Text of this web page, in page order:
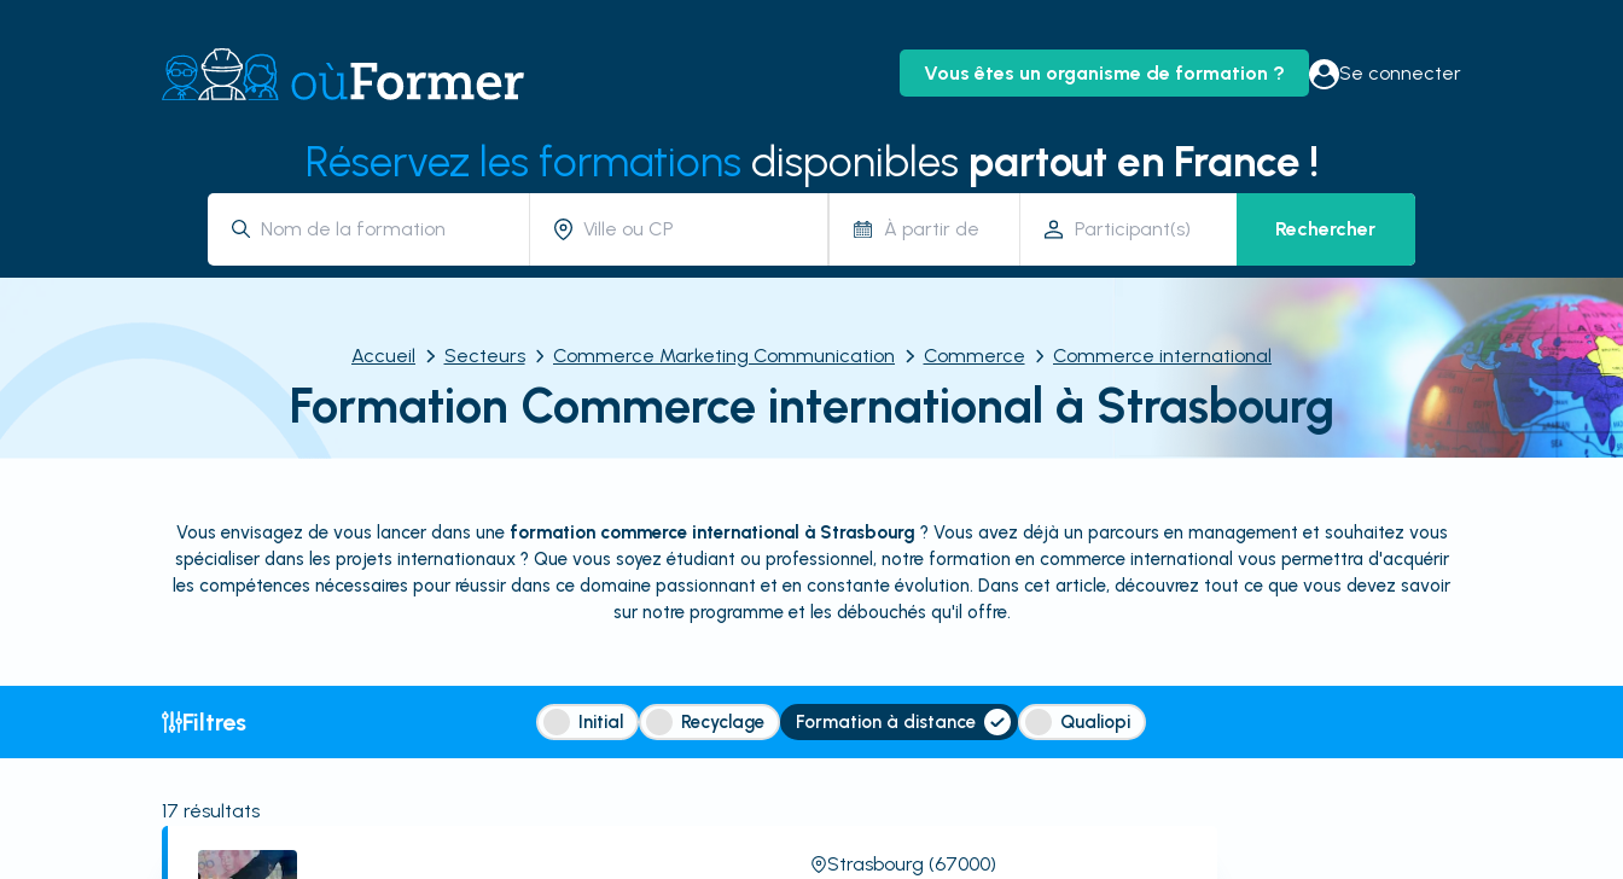
Vous êtes un organisme de formation ? Se connecter
Réservez les formations disponibles partout en France !
À partir de Rechercher
Accueil Secteurs Commerce Marketing Communication Commerce Commerce international
Formation Commerce international à Strasbourg
Vous envisagez de vous lancer dans une formation commerce international à Strasbourg ? Vous avez déjà un parcours en management et souhaitez vous
spécialiser dans les projets internationaux ? Que vous soyez étudiant ou professionnel, notre formation en commerce international vous permettra d'acquérir
les compétences nécessaires pour réussir dans ce domaine passionnant et en constante évolution. Dans cet article, découvrez tout ce que vous devez savoir
sur notre programme et les débouchés qu'il offre.
Filtres Initial Recyclage Formation à distance Qualiopi
17 résultats
Strasbourg (67000)